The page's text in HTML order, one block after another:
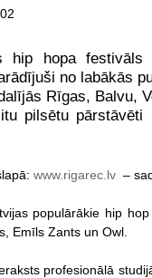
hopa festivāls
no labākās
Rīgas, Balvu,
pilsētu
www.rigarec.lv–
populārākie hip
Emīls Zants un Owl.
profesionālā